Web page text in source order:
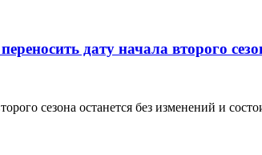
дату начала второго
сезона останется без изменений и